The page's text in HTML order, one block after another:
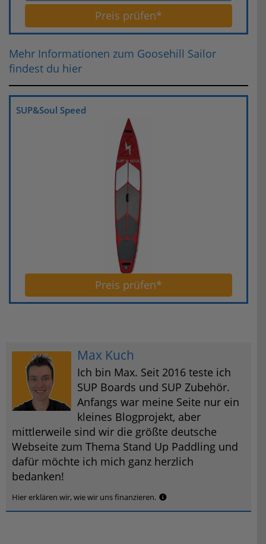
Preis prüfen*
Mehr Informationen zum Goosehill Sailor
findest du hier
SUP&Soul Speed
Preis prüfen*
Max Kuch
Ich bin Max. Seit 2016 teste ich
SUP Boards und SUP Zubehör.
Anfangs war meine Seite nur ein
kleines Blogprojekt, aber
mittlerweile sind wir die größte deutsche
Webseite zum Thema Stand Up Paddling und
dafür möchte ich mich ganz herzlich
bedanken!
Hier erklären wir, wie wir uns finanzieren.